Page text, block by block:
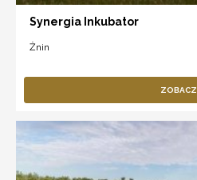
Synergia Inkubator
Żnin
ZOBACZ